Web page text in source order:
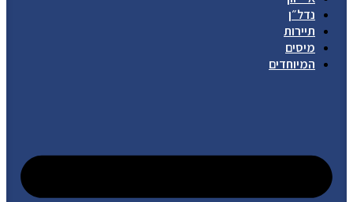
נדל״ן
תיירות
מיסים
המיוחדים